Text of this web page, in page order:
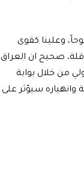
وعلينا كقوى
صحيح ان العراق
من خلال بوابة
وانهياره سيؤثر على